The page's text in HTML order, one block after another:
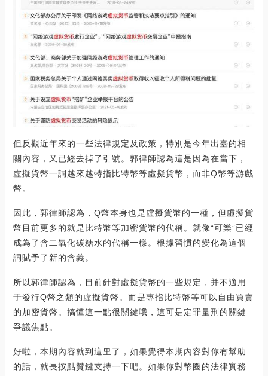
但反觀近年來的一些法律規定及政策，特別是今年出臺的相
關內容，又已經去掉了引號。郭律師認為這是因為在當下，
虛擬貨幣一詞越來越特指比特幣等虛擬貨幣，而非Q幣等游戲
幣。
因此，郭律師認為，Q幣本身也是虛擬貨幣的一種，但虛擬貨
幣目前更多的就是比特幣等加密貨幣的代稱。就像“可樂”已經
成為了含二氧化碳糖水的代稱一樣。根據習慣的變化為這個
詞賦予了新的含義。
所以郭律師認為，目前針對虛擬貨幣的一些規定，并不適用
于發行Q幣之類的虛擬貨幣。而是專指比特幣等可以自由買賣
的加密貨幣。搞懂這一點很關鍵哦，這可是定罪量刑的關鍵
爭議焦點。
好啦，本期內容就到這里了，如果覺得本期內容對你有幫助
的話，就長按點贊鍵支持一下吧。如果你對幣圈的法律實務